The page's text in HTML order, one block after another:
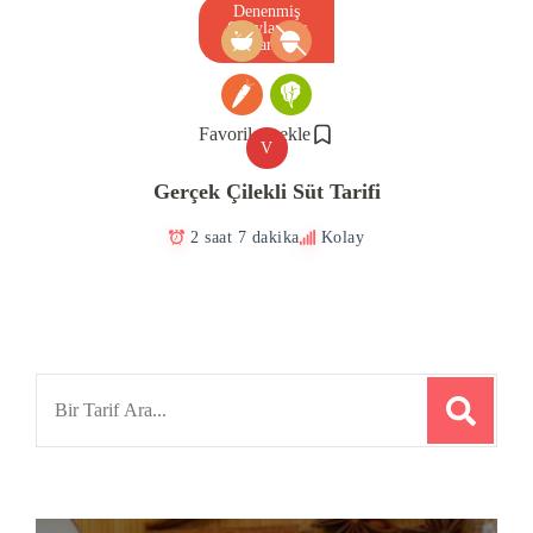
Favorilere ekle
Denenmiş
Onaylanmış
Tarif
V
Gerçek Çilekli Süt Tarifi
2 saat 7 dakika Kolay